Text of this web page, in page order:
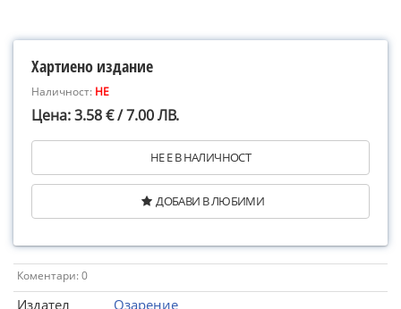
Хартиено издание
Наличност: НЕ
Цена: 3.58 € / 7.00 ЛВ.
НЕ Е В НАЛИЧНОСТ
ДОБАВИ В ЛЮБИМИ
Коментари: 0
Издател
Озарение